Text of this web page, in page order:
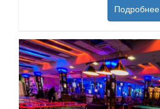
Подробнее